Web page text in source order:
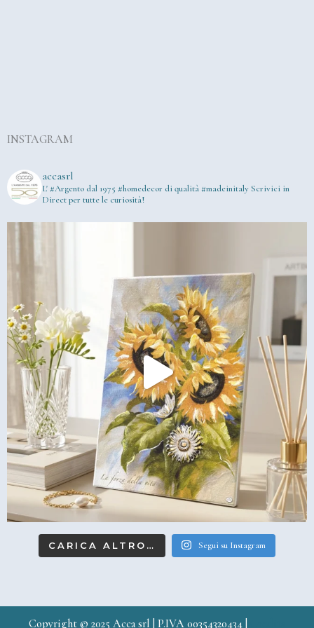
INSTAGRAM
accasrl
L' #Argento dal 1975 #homedecor di qualità #madeinitaly Scrivici in
Direct per tutte le curiosità!
CARICA ALTRO… Segui su Instagram
Copyright © 2025 Acca srl | P.IVA 00354320434 |